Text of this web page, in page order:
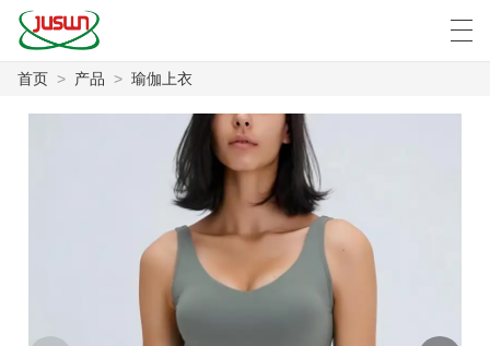
中文 Deutsch
首页 > 产品 > 瑜伽上衣